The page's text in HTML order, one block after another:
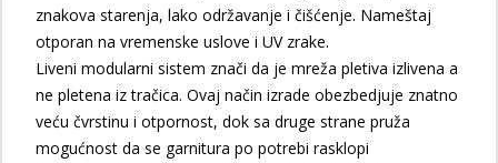
znakova starenja, lako održavanje i čišćenje. Nameštaj
otporan na vremenske uslove i UV zrake.
Liveni modularni sistem znači da je mreža pletiva izlivena a
ne pletena iz tračica. Ovaj način izrade obezbedjuje znatno
veću čvrstinu i otpornost, dok sa druge strane pruža
mogućnost da se garnitura po potrebi rasklopi